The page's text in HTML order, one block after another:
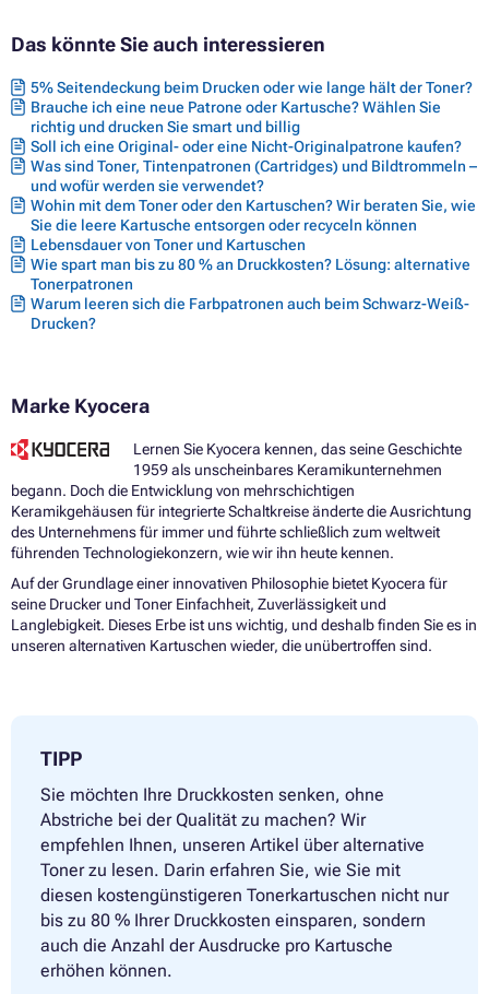
Das könnte Sie auch interessieren
5% Seitendeckung beim Drucken oder wie lange hält der Toner?
Brauche ich eine neue Patrone oder Kartusche? Wählen Sie
richtig und drucken Sie smart und billig
Soll ich eine Original- oder eine Nicht-Originalpatrone kaufen?
Was sind Toner, Tintenpatronen (Cartridges) und Bildtrommeln –
und wofür werden sie verwendet?
Wohin mit dem Toner oder den Kartuschen? Wir beraten Sie, wie
Sie die leere Kartusche entsorgen oder recyceln können
Lebensdauer von Toner und Kartuschen
Wie spart man bis zu 80 % an Druckkosten? Lösung: alternative
Tonerpatronen
Warum leeren sich die Farbpatronen auch beim Schwarz-Weiß-
Drucken?
Marke Kyocera
Lernen Sie Kyocera kennen, das seine Geschichte
1959 als unscheinbares Keramikunternehmen
begann. Doch die Entwicklung von mehrschichtigen
Keramikgehäusen für integrierte Schaltkreise änderte die Ausrichtung
des Unternehmens für immer und führte schließlich zum weltweit
führenden Technologiekonzern, wie wir ihn heute kennen.
Auf der Grundlage einer innovativen Philosophie bietet Kyocera für
seine Drucker und Toner Einfachheit, Zuverlässigkeit und
Langlebigkeit. Dieses Erbe ist uns wichtig, und deshalb finden Sie es in
unseren alternativen Kartuschen wieder, die unübertroffen sind.
TIPP
Sie möchten Ihre Druckkosten senken, ohne
Abstriche bei der Qualität zu machen? Wir
empfehlen Ihnen, unseren Artikel über alternative
Toner zu lesen. Darin erfahren Sie, wie Sie mit
diesen kostengünstigeren Tonerkartuschen nicht nur
bis zu 80 % Ihrer Druckkosten einsparen, sondern
auch die Anzahl der Ausdrucke pro Kartusche
erhöhen können.